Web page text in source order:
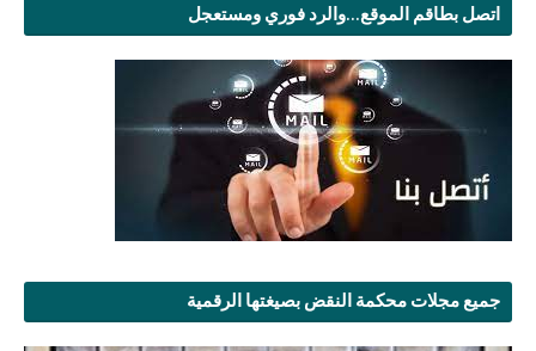
اتصل بطاقم الموقع...والرد فوري ومستعجل
جميع مجلات محكمة النقض بصيغتها الرقمية